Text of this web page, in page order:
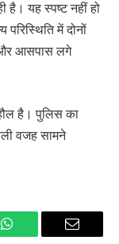
है। यह स्पष्ट नहीं हो
परिस्थिति में दोनों
और आसपास लगे
है। पुलिस का
वजह सामने
WhatsApp Email